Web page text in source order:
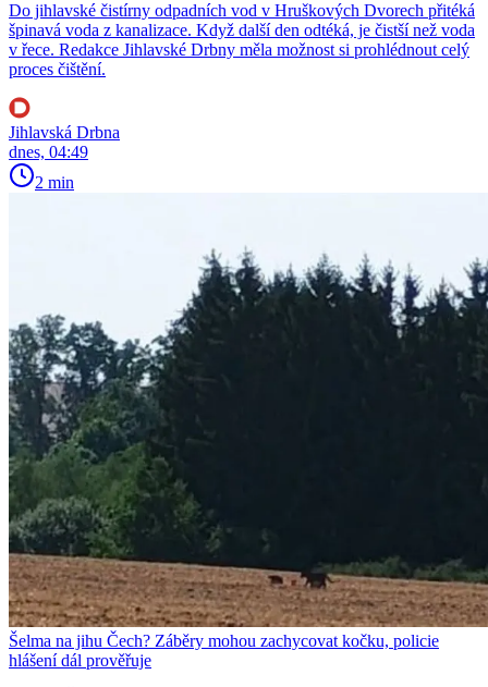
Do jihlavské čistírny odpadních vod v Hruškových Dvorech přitéká
špinavá voda z kanalizace. Když další den odtéká, je čistší než voda
v řece. Redakce Jihlavské Drbny měla možnost si prohlédnout celý
proces čištění.
Jihlavská Drbna
dnes, 04:49
2 min
Šelma na jihu Čech? Záběry mohou zachycovat kočku, policie
hlášení dál prověřuje